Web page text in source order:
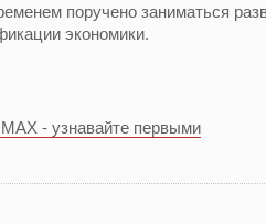
поручено заниматься
экономики.
- узнавайте первыми